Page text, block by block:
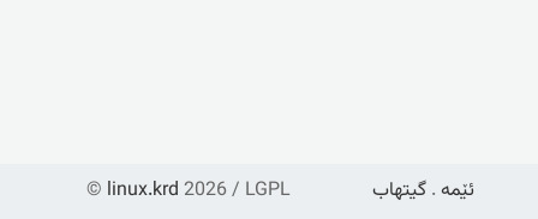
© linux.krd 2026 / LGPL ئێمە . گیتهاب